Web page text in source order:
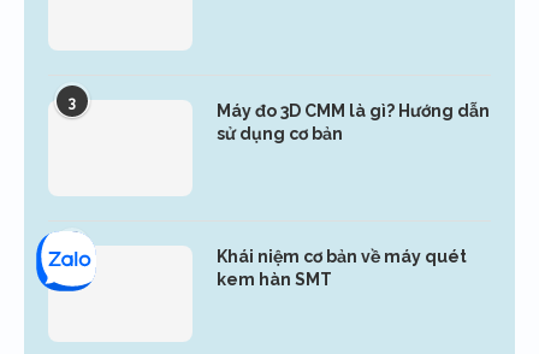
3
Máy đo 3D CMM là gì? Hướng dẫn
sử dụng cơ bản
Khái niệm cơ bản về máy quét
kem hàn SMT